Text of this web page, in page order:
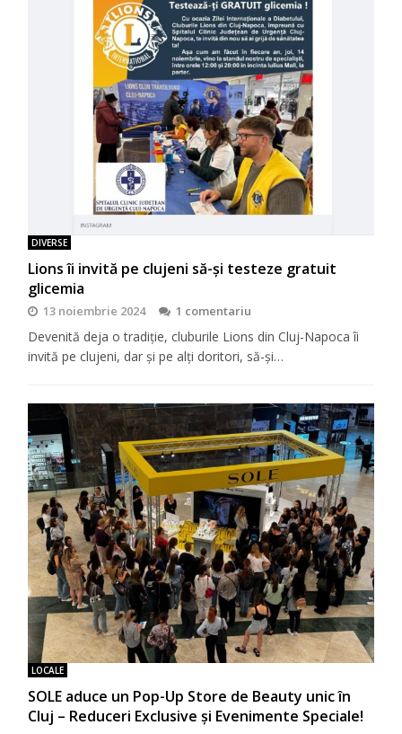
DIVERSE
Lions îi invită pe clujeni să-şi testeze gratuit
glicemia
13 noiembrie 2024 1 comentariu
Devenită deja o tradiţie, cluburile Lions din Cluj-Napoca îi
invită pe clujeni, dar şi pe alţi doritori, să-şi…
LOCALE
SOLE aduce un Pop-Up Store de Beauty unic în
Cluj – Reduceri Exclusive și Evenimente Speciale!